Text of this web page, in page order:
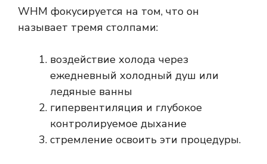
WHM фокусируется на том, что он
называет тремя столпами:
воздействие холода через
ежедневный холодный душ или
ледяные ванны
гипервентиляция и глубокое
контролируемое дыхание
стремление освоить эти процедуры.